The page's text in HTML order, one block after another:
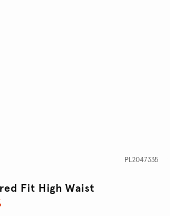
PL2047335
Fit High Waist